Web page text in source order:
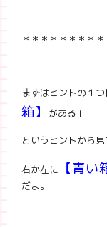
＊＊＊＊＊＊＊＊＊
まずはヒントの１
箱】
がある」
というヒントから見
右か左に 【青い
だよ。